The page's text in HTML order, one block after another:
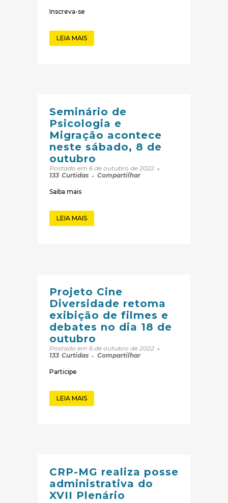
Inscreva-se
LEIA MAIS
Seminário de
Psicologia e
Migração acontece
neste sábado, 8 de
outubro
Postado em 6 de outubro de 2022
133 Curtidas Compartilhar
Saiba mais
LEIA MAIS
Projeto Cine
Diversidade retoma
exibição de filmes e
debates no dia 18 de
outubro
Postado em 6 de outubro de 2022
133 Curtidas Compartilhar
Participe
LEIA MAIS
CRP-MG realiza posse
administrativa do
XVII Plenário